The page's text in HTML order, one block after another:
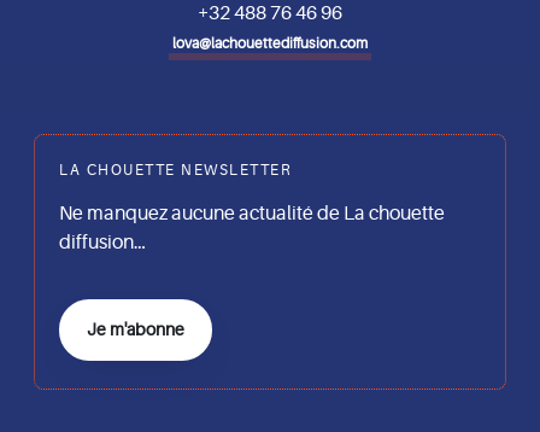
+32 488 76 46 96
lova@lachouettediffusion.com
LA CHOUETTE NEWSLETTER
Ne manquez aucune actualité de La chouette
diffusion…
Je m'abonne